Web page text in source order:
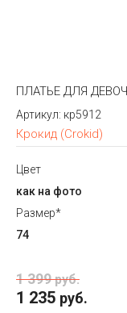
ПЛАТЬЕ ДЛЯ
Артикул: кр5912
Крокид (Crokid)
Цвет
как на фото
Размер*
74
1 399 руб.
1 235 руб.